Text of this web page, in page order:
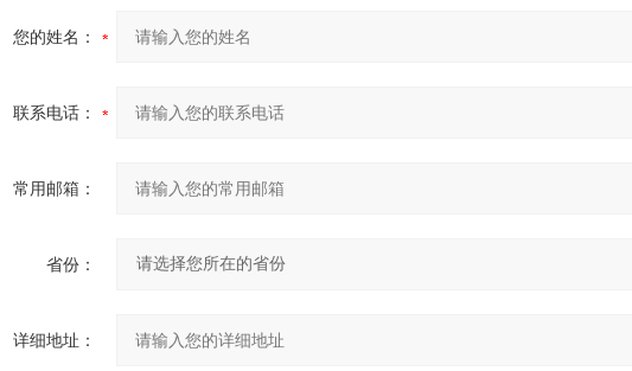
您的姓名：
联系电话：
常用邮箱：
省份：
详细地址：